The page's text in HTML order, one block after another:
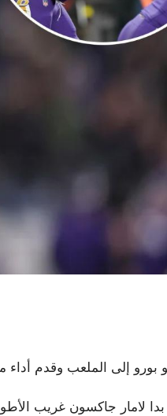
بورو إلى الملعب وقدم
لامار جاكسون غريب